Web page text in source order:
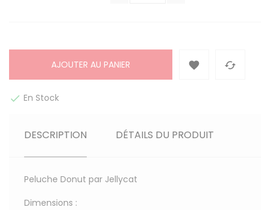
AJOUTER AU PANIER  
 En Stock
DESCRIPTION DÉTAILS DU PRODUIT
Peluche Donut par Jellycat
Dimensions :